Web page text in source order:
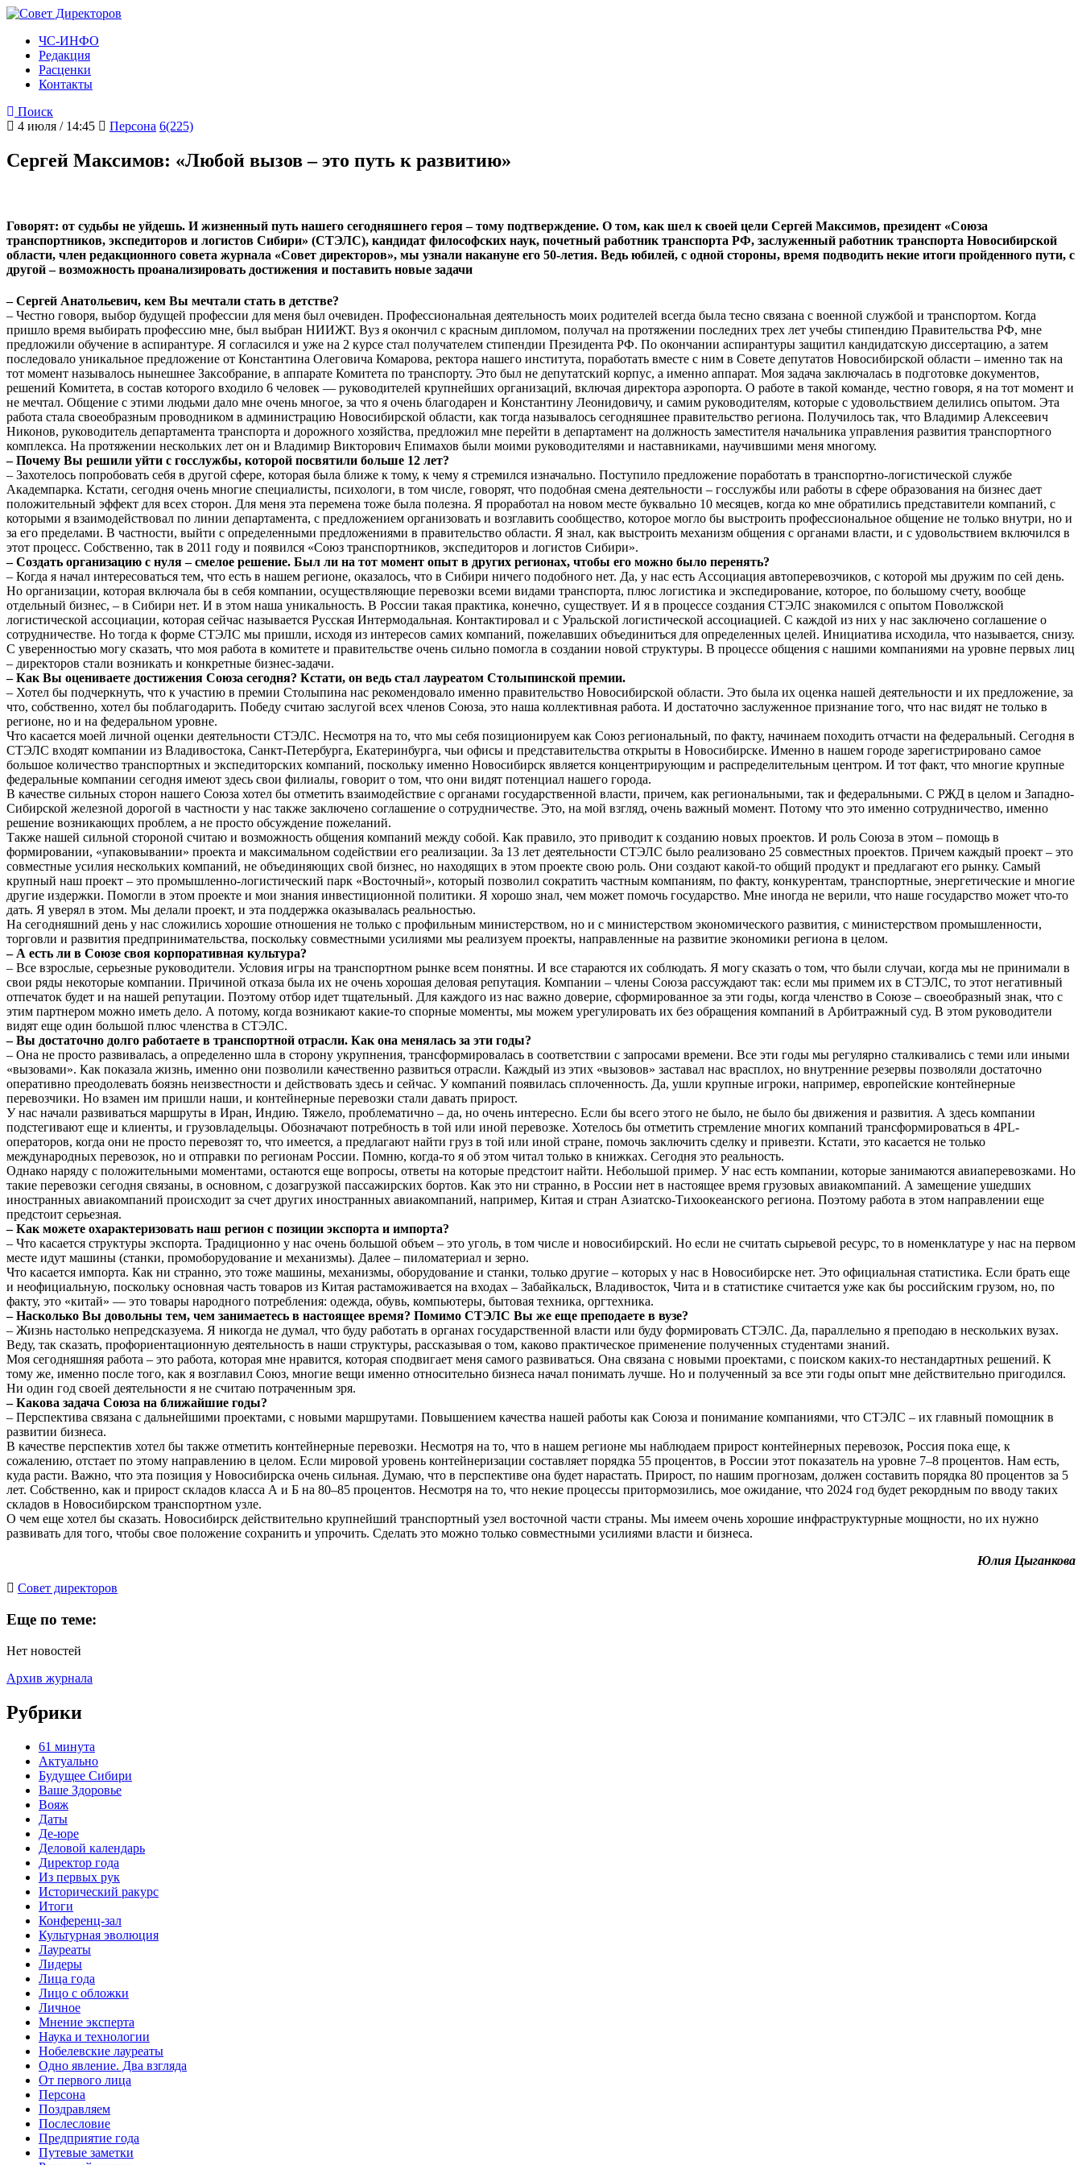
ЧС-ИНФО
Редакция
Расценки
Контакты
Поиск
4 июля / 14:45
Персона 6(225)
Сергей Максимов: «Любой вызов – это путь к развитию»
Говорят: от судьбы не уйдешь. И жизненный путь нашего сегодняшнего героя – тому подтверждение. О том, как шел к своей цели Сергей Максимов, президент «Союза
транспортников, экспедиторов и логистов Сибири» (СТЭЛС), кандидат философских наук, почетный работник транспорта РФ, заслуженный работник транспорта Новосибирской
области, член редакционного совета журнала «Совет директоров», мы узнали накануне его 50-летия. Ведь юбилей, с одной стороны, время подводить некие итоги пройденного пути, с
другой – возможность проанализировать достижения и поставить новые задачи
– Сергей Анатольевич, кем Вы мечтали стать в детстве?
– Честно говоря, выбор будущей профессии для меня был очевиден. Профессиональная деятельность моих родителей всегда была тесно связана с военной службой и транспортом. Когда
пришло время выбирать профессию мне, был выбран НИИЖТ. Вуз я окончил с красным дипломом, получал на протяжении последних трех лет учебы стипендию Правительства РФ, мне
предложили обучение в аспирантуре. Я согласился и уже на 2 курсе стал получателем стипендии Президента РФ. По окончании аспирантуры защитил кандидатскую диссертацию, а затем
последовало уникальное предложение от Константина Олеговича Комарова, ректора нашего института, поработать вместе с ним в Совете депутатов Новосибирской области – именно так на
тот момент называлось нынешнее Заксобрание, в аппарате Комитета по транспорту. Это был не депутатский корпус, а именно аппарат. Моя задача заключалась в подготовке документов,
решений Комитета, в состав которого входило 6 человек — руководителей крупнейших организаций, включая директора аэропорта. О работе в такой команде, честно говоря, я на тот момент и
не мечтал. Общение с этими людьми дало мне очень многое, за что я очень благодарен и Константину Леонидовичу, и самим руководителям, которые с удовольствием делились опытом. Эта
работа стала своеобразным проводником в администрацию Новосибирской области, как тогда называлось сегодняшнее правительство региона. Получилось так, что Владимир Алексеевич
Никонов, руководитель департамента транспорта и дорожного хозяйства, предложил мне перейти в департамент на должность заместителя начальника управления развития транспортного
комплекса. На протяжении нескольких лет он и Владимир Викторович Епимахов были моими руководителями и наставниками, научившими меня многому.
– Почему Вы решили уйти с госслужбы, которой посвятили больше 12 лет?
– Захотелось попробовать себя в другой сфере, которая была ближе к тому, к чему я стремился изначально. Поступило предложение поработать в транспортно-логистической службе
Академпарка. Кстати, сегодня очень многие специалисты, психологи, в том числе, говорят, что подобная смена деятельности – госслужбы или работы в сфере образования на бизнес дает
положительный эффект для всех сторон. Для меня эта перемена тоже была полезна. Я проработал на новом месте буквально 10 месяцев, когда ко мне обратились представители компаний, с
которыми я взаимодействовал по линии департамента, с предложением организовать и возглавить сообщество, которое могло бы выстроить профессиональное общение не только внутри, но и
за его пределами. В частности, выйти с определенными предложениями в правительство области. Я знал, как выстроить механизм общения с органами власти, и с удовольствием включился в
этот процесс. Собственно, так в 2011 году и появился «Союз транспортников, экспедиторов и логистов Сибири».
– Создать организацию с нуля – смелое решение. Был ли на тот момент опыт в других регионах, чтобы его можно было перенять?
– Когда я начал интересоваться тем, что есть в нашем регионе, оказалось, что в Сибири ничего подобного нет. Да, у нас есть Ассоциация автоперевозчиков, с которой мы дружим по сей день.
Но организации, которая включала бы в себя компании, осуществляющие перевозки всеми видами транспорта, плюс логистика и экспедирование, которое, по большому счету, вообще
отдельный бизнес, – в Сибири нет. И в этом наша уникальность. В России такая практика, конечно, существует. И я в процессе создания СТЭЛС знакомился с опытом Поволжской
логистической ассоциации, которая сейчас называется Русская Интермодальная. Контактировал и с Уральской логистической ассоциацией. С каждой из них у нас заключено соглашение о
сотрудничестве. Но тогда к форме СТЭЛС мы пришли, исходя из интересов самих компаний, пожелавших объединиться для определенных целей. Инициатива исходила, что называется, снизу.
С уверенностью могу сказать, что моя работа в комитете и правительстве очень сильно помогла в создании новой структуры. В процессе общения с нашими компаниями на уровне первых лиц
– директоров стали возникать и конкретные бизнес-задачи.
– Как Вы оцениваете достижения Союза сегодня? Кстати, он ведь стал лауреатом Столыпинской премии.
– Хотел бы подчеркнуть, что к участию в премии Столыпина нас рекомендовало именно правительство Новосибирской области. Это была их оценка нашей деятельности и их предложение, за
что, собственно, хотел бы поблагодарить. Победу считаю заслугой всех членов Союза, это наша коллективная работа. И достаточно заслуженное признание того, что нас видят не только в
регионе, но и на федеральном уровне.
Что касается моей личной оценки деятельности СТЭЛС. Несмотря на то, что мы себя позиционируем как Союз региональный, по факту, начинаем походить отчасти на федеральный. Сегодня в
СТЭЛС входят компании из Владивостока, Санкт-Петербурга, Екатеринбурга, чьи офисы и представительства открыты в Новосибирске. Именно в нашем городе зарегистрировано самое
большое количество транспортных и экспедиторских компаний, поскольку именно Новосибирск является концентрирующим и распределительным центром. И тот факт, что многие крупные
федеральные компании сегодня имеют здесь свои филиалы, говорит о том, что они видят потенциал нашего города.
В качестве сильных сторон нашего Союза хотел бы отметить взаимодействие с органами государственной власти, причем, как региональными, так и федеральными. С РЖД в целом и Западно-
Сибирской железной дорогой в частности у нас также заключено соглашение о сотрудничестве. Это, на мой взгляд, очень важный момент. Потому что это именно сотрудничество, именно
решение возникающих проблем, а не просто обсуждение пожеланий.
Также нашей сильной стороной считаю и возможность общения компаний между собой. Как правило, это приводит к созданию новых проектов. И роль Союза в этом – помощь в
формировании, «упаковывании» проекта и максимальном содействии его реализации. За 13 лет деятельности СТЭЛС было реализовано 25 совместных проектов. Причем каждый проект – это
совместные усилия нескольких компаний, не объединяющих свой бизнес, но находящих в этом проекте свою роль. Они создают какой-то общий продукт и предлагают его рынку. Самый
крупный наш проект – это промышленно-логистический парк «Восточный», который позволил сократить частным компаниям, по факту, конкурентам, транспортные, энергетические и многие
другие издержки. Помогли в этом проекте и мои знания инвестиционной политики. Я хорошо знал, чем может помочь государство. Мне иногда не верили, что наше государство может что-то
дать. Я уверял в этом. Мы делали проект, и эта поддержка оказывалась реальностью.
На сегодняшний день у нас сложились хорошие отношения не только с профильным министерством, но и с министерством экономического развития, с министерством промышленности,
торговли и развития предпринимательства, поскольку совместными усилиями мы реализуем проекты, направленные на развитие экономики региона в целом.
– А есть ли в Союзе своя корпоративная культура?
– Все взрослые, серьезные руководители. Условия игры на транспортном рынке всем понятны. И все стараются их соблюдать. Я могу сказать о том, что были случаи, когда мы не принимали в
свои ряды некоторые компании. Причиной отказа была их не очень хорошая деловая репутация. Компании – члены Союза рассуждают так: если мы примем их в СТЭЛС, то этот негативный
отпечаток будет и на нашей репутации. Поэтому отбор идет тщательный. Для каждого из нас важно доверие, сформированное за эти годы, когда членство в Союзе – своеобразный знак, что с
этим партнером можно иметь дело. А потому, когда возникают какие-то спорные моменты, мы можем урегулировать их без обращения компаний в Арбитражный суд. В этом руководители
видят еще один большой плюс членства в СТЭЛС.
– Вы достаточно долго работаете в транспортной отрасли. Как она менялась за эти годы?
– Она не просто развивалась, а определенно шла в сторону укрупнения, трансформировалась в соответствии с запросами времени. Все эти годы мы регулярно сталкивались с теми или иными
«вызовами». Как показала жизнь, именно они позволили качественно развиться отрасли. Каждый из этих «вызовов» заставал нас врасплох, но внутренние резервы позволяли достаточно
оперативно преодолевать боязнь неизвестности и действовать здесь и сейчас. У компаний появилась сплоченность. Да, ушли крупные игроки, например, европейские контейнерные
перевозчики. Но взамен им пришли наши, и контейнерные перевозки стали давать прирост.
У нас начали развиваться маршруты в Иран, Индию. Тяжело, проблематично – да, но очень интересно. Если бы всего этого не было, не было бы движения и развития. А здесь компании
подстегивают еще и клиенты, и грузовладельцы. Обозначают потребность в той или иной перевозке. Хотелось бы отметить стремление многих компаний трансформироваться в 4PL-
операторов, когда они не просто перевозят то, что имеется, а предлагают найти груз в той или иной стране, помочь заключить сделку и привезти. Кстати, это касается не только
международных перевозок, но и отправки по регионам России. Помню, когда-то я об этом читал только в книжках. Сегодня это реальность.
Однако наряду с положительными моментами, остаются еще вопросы, ответы на которые предстоит найти. Небольшой пример. У нас есть компании, которые занимаются авиаперевозками. Но
такие перевозки сегодня связаны, в основном, с дозагрузкой пассажирских бортов. Как это ни странно, в России нет в настоящее время грузовых авиакомпаний. А замещение ушедших
иностранных авиакомпаний происходит за счет других иностранных авиакомпаний, например, Китая и стран Азиатско-Тихоокеанского региона. Поэтому работа в этом направлении еще
предстоит серьезная.
– Как можете охарактеризовать наш регион с позиции экспорта и импорта?
– Что касается структуры экспорта. Традиционно у нас очень большой объем – это уголь, в том числе и новосибирский. Но если не считать сырьевой ресурс, то в номенклатуре у нас на первом
месте идут машины (станки, промоборудование и механизмы). Далее – пиломатериал и зерно.
Что касается импорта. Как ни странно, это тоже машины, механизмы, оборудование и станки, только другие – которых у нас в Новосибирске нет. Это официальная статистика. Если брать еще
и неофициальную, поскольку основная часть товаров из Китая растаможивается на входах – Забайкальск, Владивосток, Чита и в статистике считается уже как бы российским грузом, но, по
факту, это «китай» — это товары народного потребления: одежда, обувь, компьютеры, бытовая техника, оргтехника.
– Насколько Вы довольны тем, чем занимаетесь в настоящее время? Помимо СТЭЛС Вы же еще преподаете в вузе?
– Жизнь настолько непредсказуема. Я никогда не думал, что буду работать в органах государственной власти или буду формировать СТЭЛС. Да, параллельно я преподаю в нескольких вузах.
Веду, так сказать, профориентационную деятельность в наши структуры, рассказывая о том, каково практическое применение полученных студентами знаний.
Моя сегодняшняя работа – это работа, которая мне нравится, которая сподвигает меня самого развиваться. Она связана с новыми проектами, с поиском каких-то нестандартных решений. К
тому же, именно после того, как я возглавил Союз, многие вещи именно относительно бизнеса начал понимать лучше. Но и полученный за все эти годы опыт мне действительно пригодился.
Ни один год своей деятельности я не считаю потраченным зря.
– Какова задача Союза на ближайшие годы?
– Перспектива связана с дальнейшими проектами, с новыми маршрутами. Повышением качества нашей работы как Союза и понимание компаниями, что СТЭЛС – их главный помощник в
развитии бизнеса.
В качестве перспектив хотел бы также отметить контейнерные перевозки. Несмотря на то, что в нашем регионе мы наблюдаем прирост контейнерных перевозок, Россия пока еще, к
сожалению, отстает по этому направлению в целом. Если мировой уровень контейнеризации составляет порядка 55 процентов, в России этот показатель на уровне 7–8 процентов. Нам есть,
куда расти. Важно, что эта позиция у Новосибирска очень сильная. Думаю, что в перспективе она будет нарастать. Прирост, по нашим прогнозам, должен составить порядка 80 процентов за 5
лет. Собственно, как и прирост складов класса А и Б на 80–85 процентов. Несмотря на то, что некие процессы притормозились, мое ожидание, что 2024 год будет рекордным по вводу таких
складов в Новосибирском транспортном узле.
О чем еще хотел бы сказать. Новосибирск действительно крупнейший транспортный узел восточной части страны. Мы имеем очень хорошие инфраструктурные мощности, но их нужно
развивать для того, чтобы свое положение сохранить и упрочить. Сделать это можно только совместными усилиями власти и бизнеса.
Юлия Цыганкова
Cовет директоров
Еще по теме:
Нет новостей
Архив журнала
Рубрики
61 минута
Актуально
Будущее Сибири
Ваше Здоровье
Вояж
Даты
Де-юре
Деловой календарь
Директор года
Из первых рук
Исторический ракурс
Итоги
Конференц-зал
Культурная эволюция
Лауреаты
Лидеры
Лица года
Лицо с обложки
Личное
Мнение эксперта
Наука и технологии
Нобелевские лауреаты
Одно явление. Два взгляда
От первого лица
Персона
Поздравляем
Послесловие
Предприятие года
Путевые заметки